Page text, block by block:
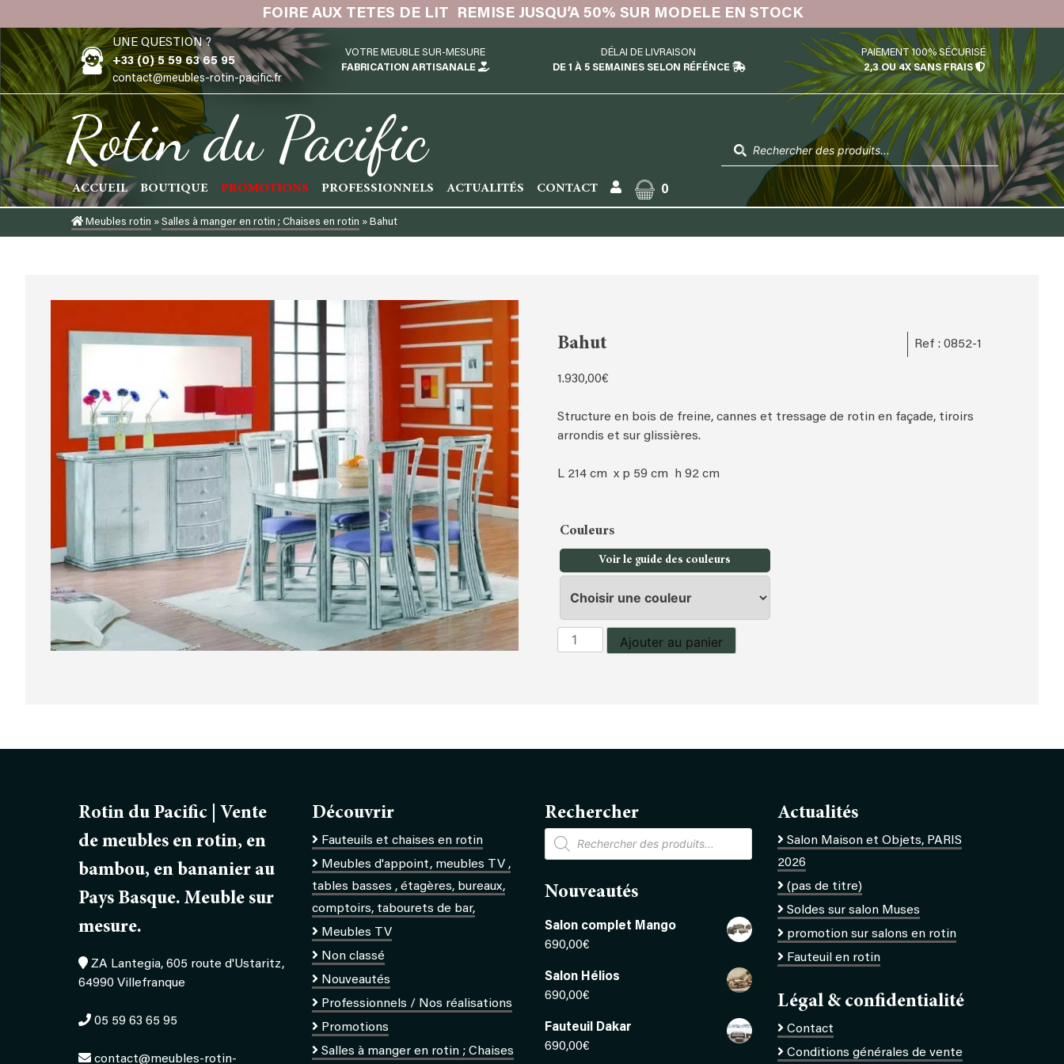
to
content
FOIRE AUX TETES DE LIT REMISE JUSQU’A 50% SUR MODELE EN STOCK
UNE QUESTION ?
+33 (0) 5 59 63 65 95
contact@meubles-rotin-pacific.fr
VOTRE MEUBLE SUR-MESURE
FABRICATION ARTISANALE
DÉLAI DE LIVRAISON
DE 1 À 5 SEMAINES SELON RÉFÉNCE
PAIEMENT 100% SÉCURISÉ
2,3 OU 4X SANS FRAIS
Rotin du Pacific
ACCUEIL BOUTIQUE PROMOTIONS PROFESSIONNELS ACTUALITÉS CONTACT 0
de
produits
Meubles rotin »Salles à manger en rotin ; Chaises en rotin »Bahut
Bahut Ref : 0852-1
1.930,00€
Structure en bois de freine, cannes et tressage de rotin en façade, tiroirs
arrondis et sur glissières.
L 214 cm x p 59 cm h 92 cm
Couleurs
Voir le guide des couleurs
quantité
de
Ajouter au panier
Rotin du Pacific | Vente
de meubles en rotin, en
bambou, en bananier au
Pays Basque. Meuble sur
mesure.
ZA Lantegia, 605 route d'Ustaritz,
64990 Villefranque
05 59 63 65 95
contact@meubles-rotin-
Découvrir
Fauteuils et chaises en rotin
Meubles d'appoint, meubles TV ,
tables basses , étagères, bureaux,
comptoirs, tabourets de bar,
Meubles TV
Non classé
Nouveautés
Professionnels / Nos réalisations
Promotions
Salles à manger en rotin ; Chaises
Rechercher
Recherche
de
produits
Nouveautés
Salon complet Mango
690,00€
Salon Hélios
690,00€
Fauteuil Dakar
690,00€
Actualités
Salon Maison et Objets, PARIS
2026
(pas de titre)
Soldes sur salon Muses
promotion sur salons en rotin
Fauteuil en rotin
Légal & confidentialité
Contact
Conditions générales de vente